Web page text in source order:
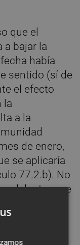
que el
a bajar la
había
sentido (sí de
el efecto
la
a la
de enero,
se aplicaría
77.2.b). No
adelantar que
comunicado
las
con la